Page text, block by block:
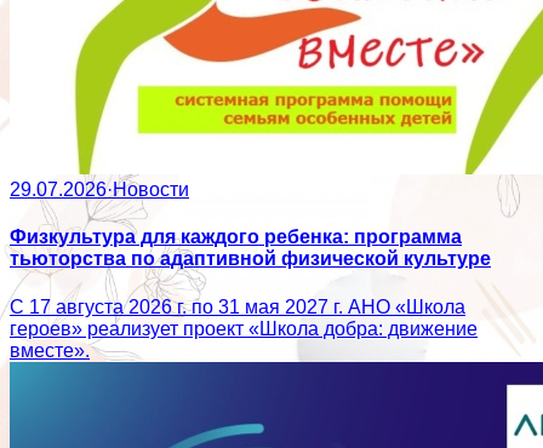
29.07.2026·Новости
Физкультура для каждого ребенка: программа
тьюторства по адаптивной физической культуре
С 17 августа 2026 г. по 31 мая 2027 г. АНО «Школа
героев» реализует проект «Школа добра: движение
вместе».